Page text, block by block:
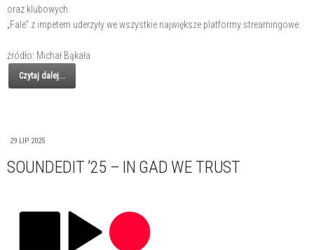
oraz klubowych.
„Fale” z impetem uderzyły we wszystkie największe platformy streamingowe.
źródło: Michał Bąkała
Czytaj dalej...
29 LIP 2025
SOUNDEDIT ’25 – IN GAD WE TRUST